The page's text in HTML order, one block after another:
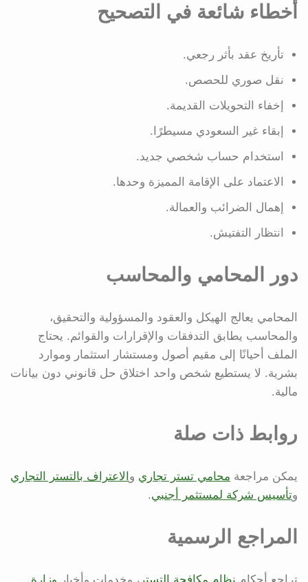
أخطاء شائعة في التصحيح
تأريخ عقد بأثر رجعي.
نقل صوري للحصص.
إخفاء التحويلات القديمة.
إبقاء غير السعودي مسيطرًا.
استخدام حساب شخصي جديد.
الاعتماد على الإقامة المميزة وحدها.
إهمال الضرائب والعمالة.
انتظار التفتيش.
دور المحامي والمحاسب
المحامي يعالج الهيكل والعقود والمسؤولية والتحقيق،
والمحاسب يطابق التدفقات والإقرارات والقوائم. يحتاج
الملف أحيانًا إلى مقيم أصول ومستشار استثمار وموارد
بشرية. لا يستطيع شخص واحد اختلاق حل قانوني دون بيانات
مالية.
روابط ذات صلة
يمكن مراجعة محامي تستر تجاري و الاعتراف بالتستر التجاري
وتأسيس شركة لمستثمر أجنبي.
المراجع الرسمية